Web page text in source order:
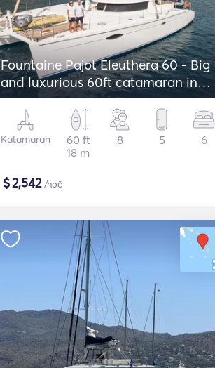
Fountaine Pajot Eleuthera 60 - Big
and luxurious 60ft catamaran in
Greece!
Katamaran
60 ft
18 m
8 5 6
$2,542/noč